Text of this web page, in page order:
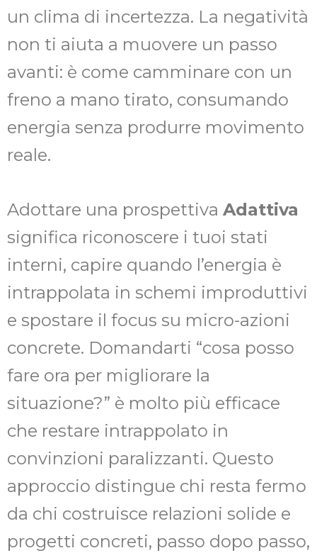
un clima di incertezza. La negatività
non ti aiuta a muovere un passo
avanti: è come camminare con un
freno a mano tirato, consumando
energia senza produrre movimento
reale.
Adottare una prospettiva Adattiva
significa riconoscere i tuoi stati
interni, capire quando l’energia è
intrappolata in schemi improduttivi
e spostare il focus su micro-azioni
concrete. Domandarti “cosa posso
fare ora per migliorare la
situazione?” è molto più efficace
che restare intrappolato in
convinzioni paralizzanti. Questo
approccio distingue chi resta fermo
da chi costruisce relazioni solide e
progetti concreti, passo dopo passo,